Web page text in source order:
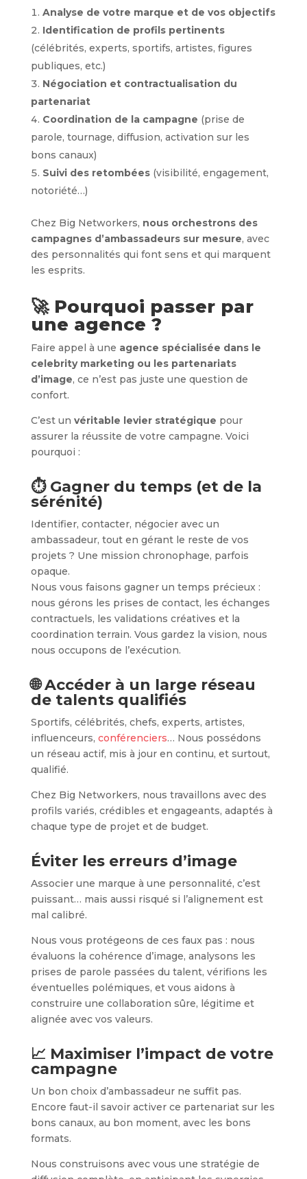
Analyse de votre marque et de vos objectifs
Identification de profils pertinents
(célébrités, experts, sportifs, artistes, figures
publiques, etc.)
Négociation et contractualisation du
partenariat
Coordination de la campagne (prise de
parole, tournage, diffusion, activation sur les
bons canaux)
Suivi des retombées(visibilité, engagement,
notoriété…)
Chez Big Networkers, nous orchestrons des
campagnes d’ambassadeurs sur mesure, avec
des personnalités qui font sens et qui marquent
les esprits.
🚀 Pourquoi passer par
une agence ?
Faire appel à une agence spécialisée dans le
celebrity marketing ou les partenariats
d’image, ce n’est pas juste une question de
confort.
C’est un véritable levier stratégique pour
assurer la réussite de votre campagne. Voici
pourquoi :
⏱ Gagner du temps (et de la
sérénité)
Identifier, contacter, négocier avec un
ambassadeur, tout en gérant le reste de vos
projets ? Une mission chronophage, parfois
opaque.
Nous vous faisons gagner un temps précieux :
nous gérons les prises de contact, les échanges
contractuels, les validations créatives et la
coordination terrain. Vous gardez la vision, nous
nous occupons de l’exécution.
🌐 Accéder à un large réseau
de talents qualifiés
Sportifs, célébrités, chefs, experts, artistes,
influenceurs, conférenciers… Nous possédons
un réseau actif, mis à jour en continu, et surtout,
qualifié.
Chez Big Networkers, nous travaillons avec des
profils variés, crédibles et engageants, adaptés à
chaque type de projet et de budget.
Éviter les erreurs d’image
Associer une marque à une personnalité, c’est
puissant… mais aussi risqué si l’alignement est
mal calibré.
Nous vous protégeons de ces faux pas : nous
évaluons la cohérence d’image, analysons les
prises de parole passées du talent, vérifions les
éventuelles polémiques, et vous aidons à
construire une collaboration sûre, légitime et
alignée avec vos valeurs.
📈 Maximiser l’impact de votre
campagne
Un bon choix d’ambassadeur ne suffit pas.
Encore faut-il savoir activer ce partenariat sur les
bons canaux, au bon moment, avec les bons
formats.
Nous construisons avec vous une stratégie de